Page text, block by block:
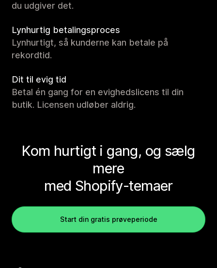
du udgiver det.
Lynhurtig betalingsproces
Lynhurtigt, så kunderne kan betale på
rekordtid.
Dit til evig tid
Betal én gang for en evighedslicens til din
butik. Licensen udløber aldrig.
Kom hurtigt i gang, og sælg
mere
med Shopify-temaer
Start din gratis prøveperiode